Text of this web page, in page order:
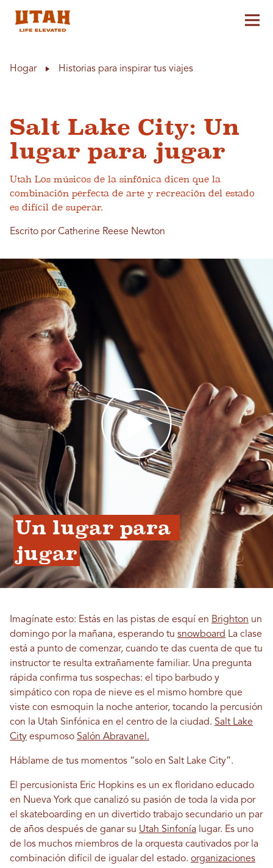
Hogar Historias para inspirar tus viajes
Salt Lake City: Un
lugar para jugar
Utah Los músicos de la sinfónica dicen que la
combinación perfecta de arte y recreación del estado
es difícil de superar.
Escrito por Catherine Reese Newton
Un lugar para
jugar
Imagínate esto: Estás en las pistas de esquí en Brighton un
domingo por la mañana, esperando tu snowboard La clase
está a punto de comenzar, cuando te das cuenta de que tu
instructor te resulta extrañamente familiar. Una pregunta
rápida confirma tus sospechas: el tipo barbudo y
simpático con ropa de nieve es el mismo hombre que
viste con esmoquin la noche anterior, tocando la percusión
con la Utah Sinfónica en el centro de la ciudad. Salt Lake
City espumoso Salón Abravanel.
Háblame de tus momentos “solo en Salt Lake City”.
El percusionista Eric Hopkins es un ex floridano educado
en Nueva York que canalizó su pasión de toda la vida por
el skateboarding en un divertido trabajo secundario un par
de años después de ganar su Utah Sinfonía lugar. Es uno
de los muchos miembros de la orquesta cautivados por la
combinación difícil de igualar del estado. organizaciones